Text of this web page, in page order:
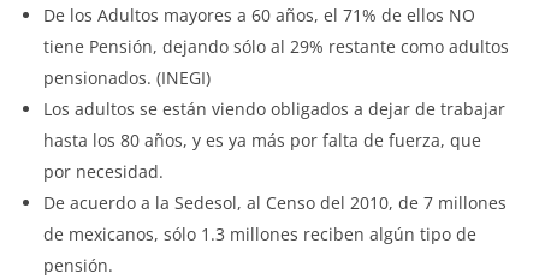
De los Adultos mayores a 60 años, el 71% de ellos NO
tiene Pensión, dejando sólo al 29% restante como adultos
pensionados. (INEGI)
Los adultos se están viendo obligados a dejar de trabajar
hasta los 80 años, y es ya más por falta de fuerza, que
por necesidad.
De acuerdo a la Sedesol, al Censo del 2010, de 7 millones
de mexicanos, sólo 1.3 millones reciben algún tipo de
pensión.